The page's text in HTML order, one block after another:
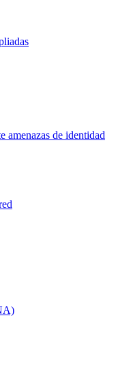
amenazas de identidad